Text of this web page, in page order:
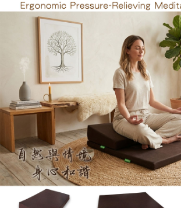
【注意事項】
１．透過由恩沛科技股份有限公司提供之「AFTEE先
易，需依本服務之必要範圍內提供個人資料，並將交
權轉讓予恩沛科技股份有限公司。
２．關於個人資料處理事宜，請瀏覽以下網址：
https://aftee.tw/terms/#terms3
３．未成年的使用者請事先徵得法定代理人或監護人
「AFTEE先享後付」，若未經同意申辦者引起之損失
４．使用「AFTEE先享後付」時，將依據個別帳號之
時審查核予不同之上限額度；若仍有額度不足之情形
請求用戶進行身份認證。
５．嚴禁一人註冊多個帳號或使用他人資訊註冊。若
恩沛科技股份有限公司將有權停止該用戶之使用額度